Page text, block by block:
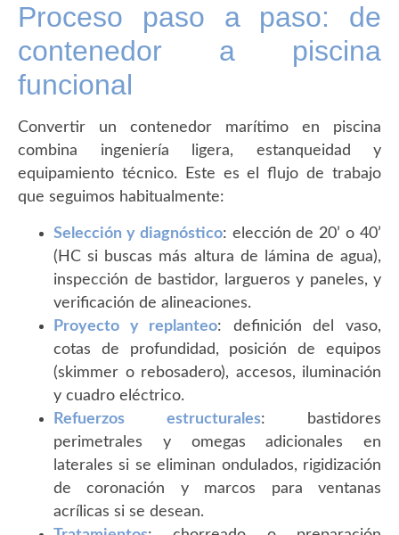
Proceso paso a paso: de
contenedor a piscina
funcional
Convertir un contenedor marítimo en piscina
combina ingeniería ligera, estanqueidad y
equipamiento técnico. Este es el flujo de trabajo
que seguimos habitualmente:
Selección y diagnóstico: elección de 20’ o 40’
(HC si buscas más altura de lámina de agua),
inspección de bastidor, largueros y paneles, y
verificación de alineaciones.
Proyecto y replanteo: definición del vaso,
cotas de profundidad, posición de equipos
(skimmer o rebosadero), accesos, iluminación
y cuadro eléctrico.
Refuerzos estructurales: bastidores
perimetrales y omegas adicionales en
laterales si se eliminan ondulados, rigidización
de coronación y marcos para ventanas
acrílicas si se desean.